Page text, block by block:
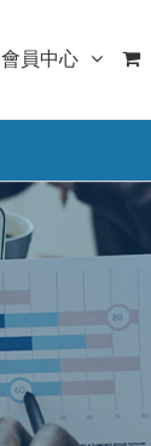
會員中心